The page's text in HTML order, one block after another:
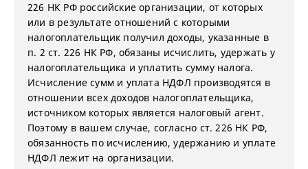
226 НК РФ российские организации, от которых
или в результате отношений с которыми
налогоплательщик получил доходы, указанные в
п. 2 ст. 226 НК РФ, обязаны исчислить, удержать у
налогоплательщика и уплатить сумму налога.
Исчисление сумм и уплата НДФЛ производятся в
отношении всех доходов налогоплательщика,
источником которых является налоговый агент.
Поэтому в вашем случае, согласно ст. 226 НК РФ,
обязанность по исчислению, удержанию и уплате
НДФЛ лежит на организации.